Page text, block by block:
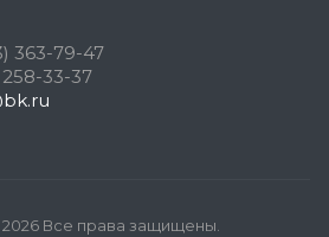
363-79-47
33-37
Все права защищены.